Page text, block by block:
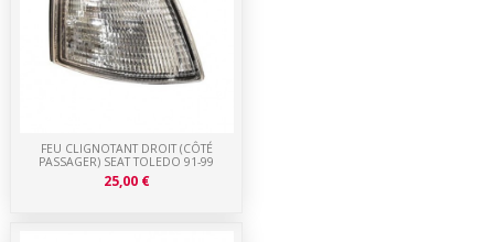
FEU CLIGNOTANT DROIT (CÔTÉ
PASSAGER) SEAT TOLEDO 91-99
25,00 €